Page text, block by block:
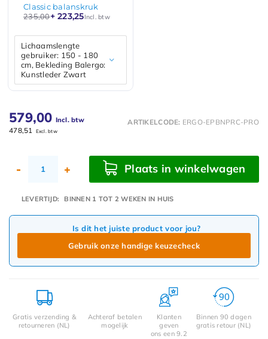
Classic balanskruk
235,00+ 223,25Incl. btw
Lichaamslengte
gebruiker: 150 - 180
cm, Bekleding Balergo:
Kunstleder Zwart
579,00 Incl. btw
478,51 Excl. btw
ARTIKELCODE: ERGO-EPBNPRC-PRO
- + Plaats in winkelwagen
LEVERTIJD: BINNEN 1 TOT 2 WEKEN IN HUIS
Is dit het juiste product voor jou?
Gebruik onze handige keuzecheck
Gratis verzending &
retourneren (NL)
Achteraf betalen
mogelijk
Klanten
geven
ons een 9.2
Binnen 90 dagen
gratis retour (NL)